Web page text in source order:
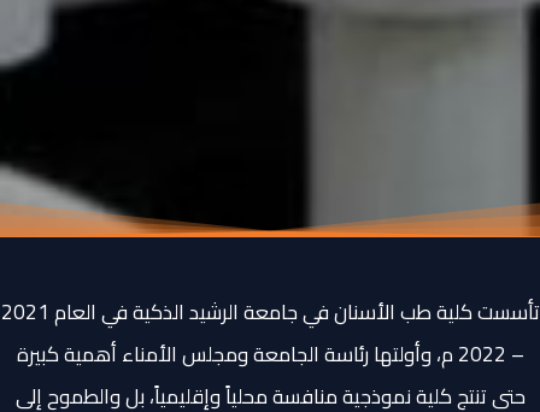
تأسست كلية طب الأسنان في جامعة الرشيد الذكية في العام 2021
– 2022 م، وأولتها رئاسة الجامعة ومجلس الأمناء أهمية كبيرة
حتى تنتج كلية نموذجية منافسة محلياً وإقليمياً، بل والطموح إلى